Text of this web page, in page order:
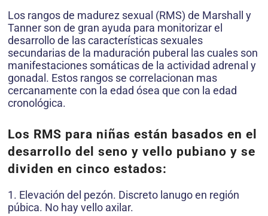
Los rangos de madurez sexual (RMS) de Marshall y
Tanner son de gran ayuda para monitorizar el
desarrollo de las características sexuales
secundarias de la maduración puberal las cuales son
manifestaciones somáticas de la actividad adrenal y
gonadal. Estos rangos se correlacionan mas
cercanamente con la edad ósea que con la edad
cronológica.
Los RMS para niñas están basados en el
desarrollo del seno y vello pubiano y se
dividen en cinco estados:
1. Elevación del pezón. Discreto lanugo en región
púbica. No hay vello axilar.